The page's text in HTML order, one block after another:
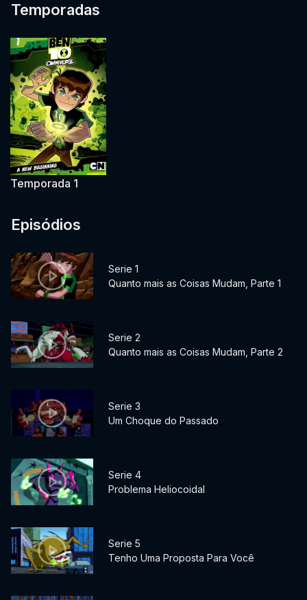
Temporadas
Temporada 1
Episódios
Serie 1
Quanto mais as Coisas Mudam, Parte 1
Serie 2
Quanto mais as Coisas Mudam, Parte 2
Serie 3
Um Choque do Passado
Serie 4
Problema Heliocoidal
Serie 5
Tenho Uma Proposta Para Você